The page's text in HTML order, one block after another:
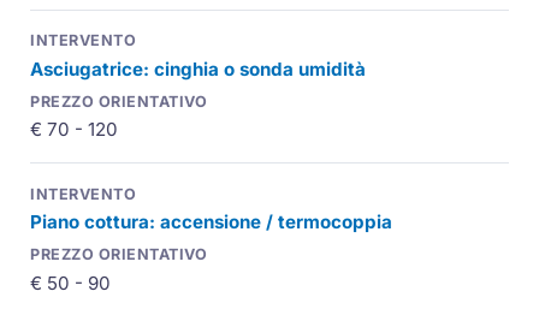
Asciugatrice: cinghia o sonda umidità
€ 70 - 120
Piano cottura: accensione / termocoppia
€ 50 - 90